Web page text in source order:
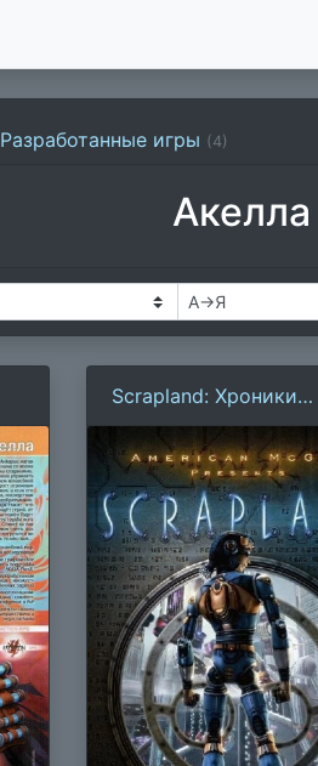
Разработанные игры (4)
Акелла
Scrapland: Хроники
Химеры